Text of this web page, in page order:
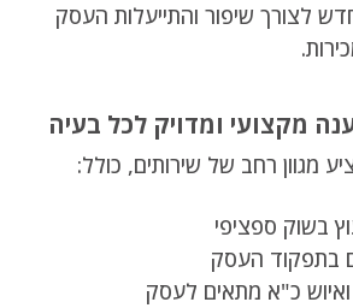
לצורך שיפור והתייעלות העסק
מקצועי ומדויק לכל בעיה
מגוון רחב של שירותים, כולל:
בשוק ספציפי
בתפקוד העסק
ואיוש כ"א מתאים לעסק